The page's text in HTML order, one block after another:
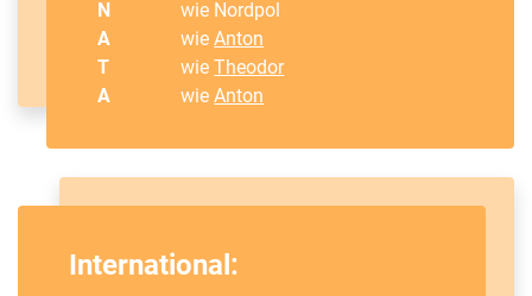
N
wie Nordpol
A
wieAnton
T
wieTheodor
A
wieAnton
International: